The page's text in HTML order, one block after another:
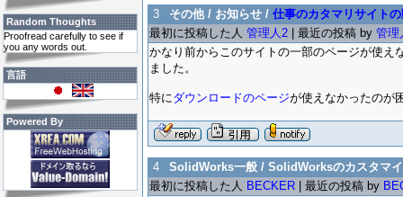
Random Thoughts
Proofread carefully to see if
you any words out.
言語
Powered By
3 その他 / お知らせ / 仕事のカタマリサイト
最初に投稿した人 管理人2 | 最近の投稿 by 管理
かなり前からこのサイトの一部のページが使え
ました。
特にダウンロードのページが使えなかったのが
4
SolidWorks一般 / SolidWorksのカスタマ
最初に投稿した人 BECKER | 最近の投稿 by